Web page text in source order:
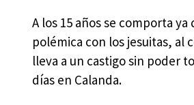
A los 15 años se comporta
polémica con los jesuitas, al
lleva a un castigo sin poder
días en Calanda.